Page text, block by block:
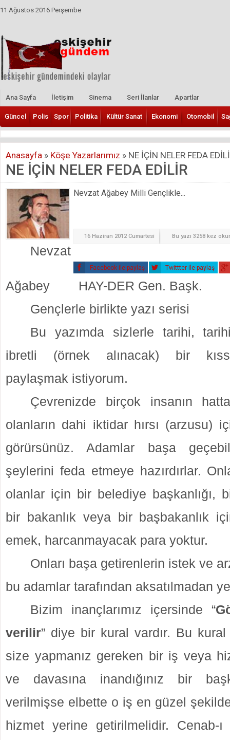
11 Ağustos 2016 Perşembe
Ana Sayfa İletişim Sinema Seri İlanlar Apartlar
Güncel Polis Spor Politika Kültür Sanat Ekonomi Otomobil
Anasayfa » Köşe Yazarlarımız » NE İÇİN NELER FEDA
NE İÇİN NELER FEDA EDİLİR
Nevzat Ağabey Milli Gençlikle...
16 Haziran 2012 Cumartesi Bu yazı 3258 kez
Facebook ile paylaş Twittter ile paylaş
Nevzat
Ağabey HAY-DER Gen. Başk.
Gençlerle birlikte yazı serisi
Bu yazımda sizlerle tarihi,
ibretli (örnek alınacak) bir
paylaşmak istiyorum.
Çevrenizde birçok insanın
olanların dahi iktidar hırsı (arzusu)
görürsünüz. Adamlar başa
şeylerini feda etmeye hazırdırlar.
olanlar için bir belediye başkanlığı,
bir bakanlık veya bir başbakanlık
emek, harcanmayacak para yoktur.
Onları başa getirenlerin istek ve
bu adamlar tarafından aksatılmadan
Bizim inançlarımız içersinde “
verilir” diye bir kural vardır. Bu
size yapmanız gereken bir iş veya
ve davasına inandığınız bir
verilmişse elbette o iş en güzel
hizmet yerine getirilmelidir. Cenab-ı